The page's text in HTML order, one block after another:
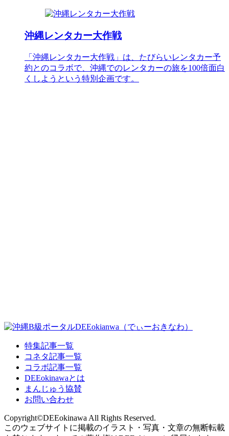
沖縄レンタカー大作戦
「沖縄レンタカー大作戦」は、たびらいレンタカー予
約とのコラボで、沖縄でのレンタカーの旅を100倍面白
くしようという特別企画です。
特集記事一覧
コネタ記事一覧
コラボ記事一覧
DEEokinawaとは
まんじゅう協賛
お問い合わせ
Copyright©DEEokinawa All Rights Reserved.
このウェブサイトに掲載のイラスト・写真・文章の無断転載